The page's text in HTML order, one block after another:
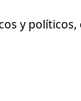
y políticos,